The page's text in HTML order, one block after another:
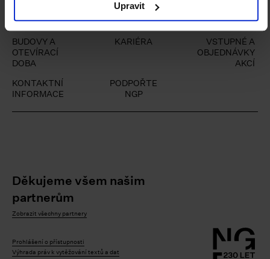
Upravit
BUDOVY A
OTEVÍRACÍ
DOBA
KARIÉRA
VSTUPNÉ A
OBJEDNÁVKY
AKCÍ
KONTAKTNÍ
INFORMACE
PODPOŘTE
NGP
Děkujeme všem našim
partnerům
Zobrazit všechny partnery
Prohlášení o přístupnosti
Výhrada práv k vytěžování textů a dat